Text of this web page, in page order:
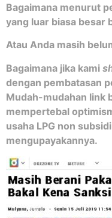
Bagaimana menurut
yang luar biasa besar
Atau Anda masih
Bagaimana jika kami
dengan pembatasan
Mudah-mudahan link
mempertebal
usaha LPG non
mengupayakannya.